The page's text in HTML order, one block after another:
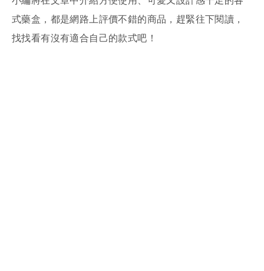
式藥盒，都是網路上評價不錯的商品，趕緊往下閱讀，
找找看有沒有適合自己的款式吧！